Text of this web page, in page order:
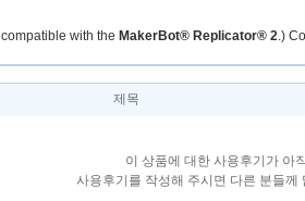
compatible with the MakerBot® Replicator® 2.)
제목
이 상품에 대한 사용후기가 아
사용후기를 작성해 주시면 다른 분들께